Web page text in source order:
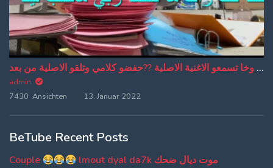
من دبا غادي تبقاو تسمعو ترجمة ديالي وخا تسمعو الاغنية الاصلية ??حفضو كلامي وتلقو الاصلية من بعد
admin
7430 Ansichten
13. Januar 2022
BeTube Recent Posts
Couple
lmout dyal da7k موت ديال ضحك